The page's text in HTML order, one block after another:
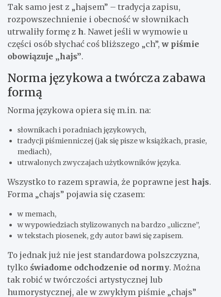
Tak samo jest z „hajsem” – tradycja zapisu,
rozpowszechnienie i obecność w słownikach
utrwaliły formę z h. Nawet jeśli w wymowie u
części osób słychać coś bliższego „ch”,w piśmie
obowiązuje „hajs”.
Norma językowa a twórcza zabawa
formą
Norma językowa opiera się m.in. na:
słownikach i poradniach językowych,
tradycji piśmienniczej (jak się pisze w książkach, prasie,
mediach),
utrwalonych zwyczajach użytkowników języka.
Wszystko to razem sprawia, że poprawne jest hajs.
Forma „chajs” pojawia się czasem:
w memach,
w wypowiedziach stylizowanych na bardzo „uliczne”,
w tekstach piosenek, gdy autor bawi się zapisem.
To jednak już nie jest standardowa polszczyzna,
tylko świadome odchodzenie od normy. Można
tak robić w twórczości artystycznej lub
humorystycznej, ale w zwykłym piśmie „chajs”